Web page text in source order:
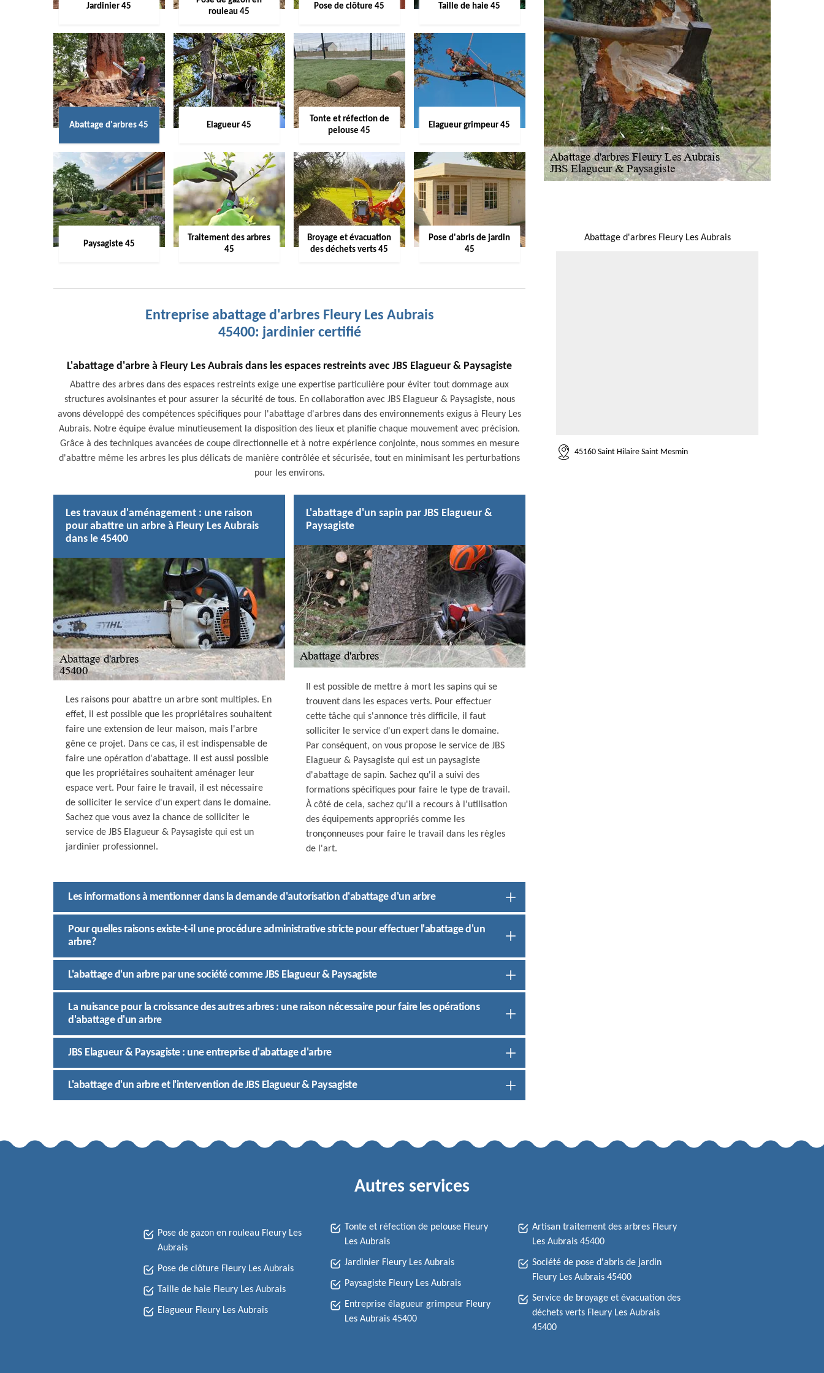
Jardinier 45
rouleau 45
Pose de clôture 45 Taille de haie 45
Abattage d'arbres 45 Elagueur 45
Tonte et réfection de
pelouse 45
Elagueur grimpeur 45
Paysagiste 45
Traitement des arbres
45
Broyage et évacuation
des déchets verts 45
Pose d'abris de jardin
45
Entreprise abattage d'arbres Fleury Les Aubrais
45400: jardinier certifié
L'abattage d'arbre à Fleury Les Aubrais dans les espaces restreints avec JBS Elagueur & Paysagiste
Abattre des arbres dans des espaces restreints exige une expertise particulière pour éviter tout dommage aux
structures avoisinantes et pour assurer la sécurité de tous. En collaboration avec JBS Elagueur & Paysagiste, nous
avons développé des compétences spécifiques pour l'abattage d'arbres dans des environnements exigus à Fleury Les
Aubrais. Notre équipe évalue minutieusement la disposition des lieux et planifie chaque mouvement avec précision.
Grâce à des techniques avancées de coupe directionnelle et à notre expérience conjointe, nous sommes en mesure
d'abattre même les arbres les plus délicats de manière contrôlée et sécurisée, tout en minimisant les perturbations
pour les environs.
Les travaux d'aménagement : une raison
pour abattre un arbre à Fleury Les Aubrais
dans le 45400
Les raisons pour abattre un arbre sont multiples. En
effet, il est possible que les propriétaires souhaitent
faire une extension de leur maison, mais l'arbre
gêne ce projet. Dans ce cas, il est indispensable de
faire une opération d'abattage. Il est aussi possible
que les propriétaires souhaitent aménager leur
espace vert. Pour faire le travail, il est nécessaire
de solliciter le service d'un expert dans le domaine.
Sachez que vous avez la chance de solliciter le
service de JBS Elagueur & Paysagiste qui est un
jardinier professionnel.
L'abattage d'un sapin par JBS Elagueur &
Paysagiste
Il est possible de mettre à mort les sapins qui se
trouvent dans les espaces verts. Pour effectuer
cette tâche qui s'annonce très difficile, il faut
solliciter le service d'un expert dans le domaine.
Par conséquent, on vous propose le service de JBS
Elagueur & Paysagiste qui est un paysagiste
d'abattage de sapin. Sachez qu'il a suivi des
formations spécifiques pour faire le type de travail.
À côté de cela, sachez qu'il a recours à l'utilisation
des équipements appropriés comme les
tronçonneuses pour faire le travail dans les règles
de l'art.
Les informations à mentionner dans la demande d'autorisation d'abattage d'un arbre
Pour quelles raisons existe-t-il une procédure administrative stricte pour effectuer l'abattage d'un
arbre?
L'abattage d'un arbre par une société comme JBS Elagueur & Paysagiste
La nuisance pour la croissance des autres arbres : une raison nécessaire pour faire les opérations
d'abattage d'un arbre
JBS Elagueur & Paysagiste : une entreprise d'abattage d'arbre
L'abattage d'un arbre et l'intervention de JBS Elagueur & Paysagiste
Abattage d'arbres Fleury Les Aubrais
45160 Saint Hilaire Saint Mesmin
Autres services
Pose de gazon en rouleau Fleury Les
Aubrais
Pose de clôture Fleury Les Aubrais
Taille de haie Fleury Les Aubrais
Elagueur Fleury Les Aubrais
Tonte et réfection de pelouse Fleury
Les Aubrais
Jardinier Fleury Les Aubrais
Paysagiste Fleury Les Aubrais
Entreprise élagueur grimpeur Fleury
Les Aubrais 45400
Artisan traitement des arbres Fleury
Les Aubrais 45400
Société de pose d'abris de jardin
Fleury Les Aubrais 45400
Service de broyage et évacuation des
déchets verts Fleury Les Aubrais
45400